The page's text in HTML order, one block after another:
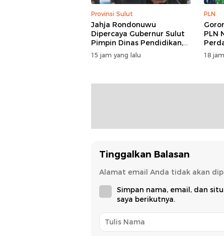
Provinsi Sulut
Jahja Rondonuwu
Dipercaya Gubernur Sulut
Pimpin Dinas Pendidikan,
Janji Perbaiki Indikator
Pendidikan
15 jam yang lalu
PLN
PLN
18
Tinggalkan Balasan
Alamat email Anda tidak akan
Simpan nama, email, dan
saya berikutnya.